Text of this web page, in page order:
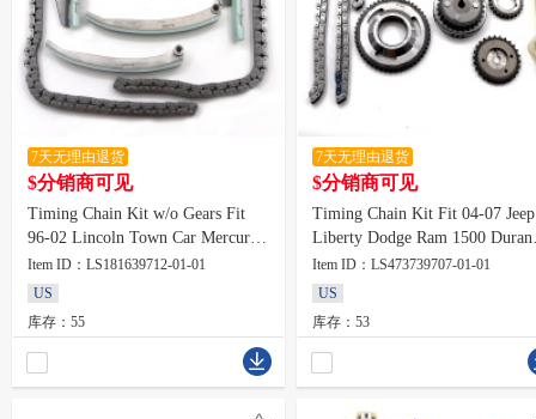
7天无理由退货
$分销商可见
Timing Chain Kit w/o Gears Fit
96-02 Lincoln Town Car Mercury
Cougar Marquis
Item ID：LS181639712-01-01
US
库存：55
7天无理由退货
$分销商可见
Timing Chain Kit Fit 04-07 Jeep
Liberty Dodge Ram 1500
Dakota VIN K 3.7
Item ID：LS473739707-01-01
US
库存：53